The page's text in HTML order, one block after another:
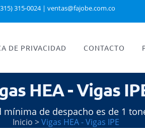
315-0024| ventas@fajobe.com.co
DE PRIVACIDAD CONTACTO
HEA - Vigas
mínima de despacho es de 1
Inicio >Vigas HEA - Vigas IPE